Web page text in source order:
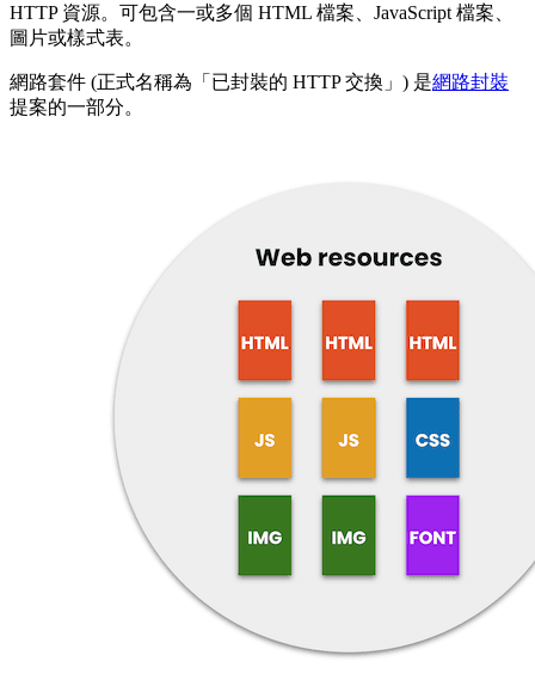
HTTP 資源。可包含一或多個 HTML 檔案、JavaScript 檔案、
圖片或樣式表。
網路套件 (正式名稱為「已封裝的 HTTP 交換」 ) 是網路封裝
提案的一部分。